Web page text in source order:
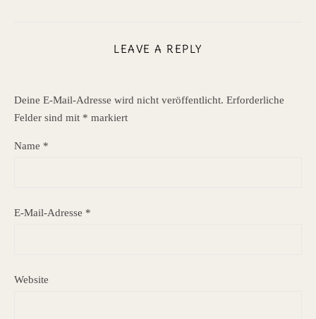
LEAVE A REPLY
Deine E-Mail-Adresse wird nicht veröffentlicht. Erforderliche
Felder sind mit * markiert
Name *
E-Mail-Adresse *
Website